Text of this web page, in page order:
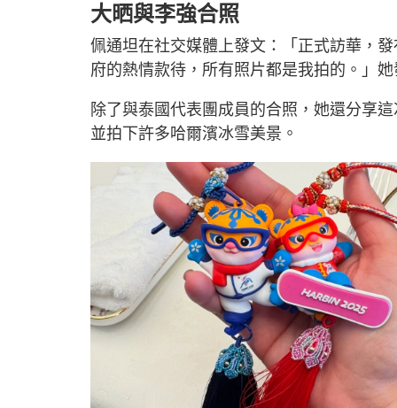
大晒與李強合照
佩通坦在社交媒體上發文：「正式訪華，
府的熱情款待，所有照片都是我拍的。」
除了與泰國代表團成員的合照，她還分享
並拍下許多哈爾濱冰雪美景。